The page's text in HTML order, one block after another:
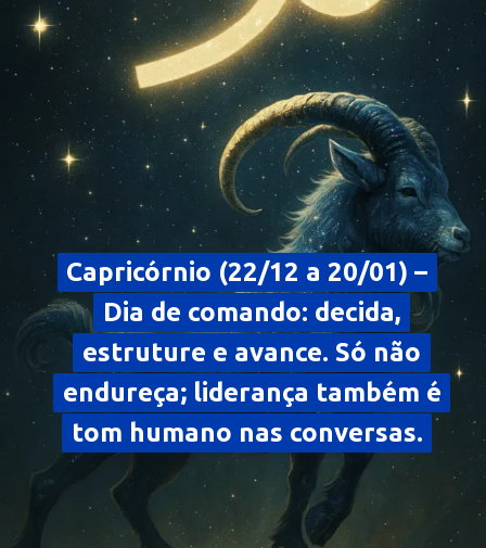
Capricórnio (22/12 a 20/01) –
Dia de comando: decida,
estruture e avance. Só não
endureça; liderança também é
tom humano nas conversas.
Capricórnio (22/12 a 20/01) –
Dia de comando: decida,
estruture e avance. Só não
endureça; liderança também é
tom humano nas conversas.